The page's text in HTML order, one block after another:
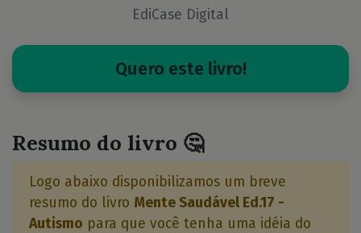
EdiCase Digital
Quero este livro!
Resumo do livro 🤔
Logo abaixo disponibilizamos um breve
resumo do livro Mente Saudável Ed.17 -
Autismo para que você tenha uma idéia do